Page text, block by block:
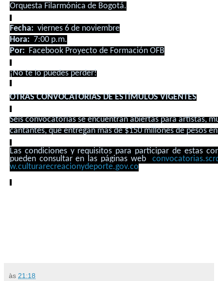
Orquesta Filarmónica de Bogotá.
Fecha: viernes 6 de noviembre
Hora: 7:00 p.m.
Por: Facebook Proyecto de Formación OFB
¡No te lo puedes perder!
OTRAS CONVOCATORIAS DE ESTÍMULOS VIGENTES
Seis convocatorias se encuentran abiertas para artistas,
cantantes, que entregan más de $150 millones de pesos
Las condiciones y requisitos para participar de estas
pueden consultar en las páginas web
w.culturarecreacionydeporte.gov.co
às 21:18